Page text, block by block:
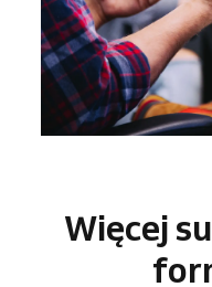
Więcej